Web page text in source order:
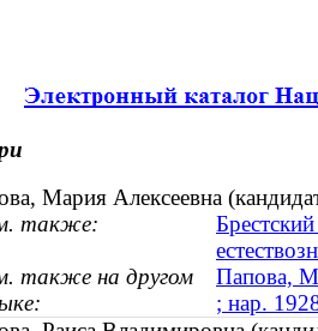
Мария Алексеевна
также:
также на другом
Папова,
; нар.